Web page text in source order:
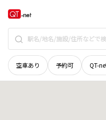
空車あり 予約可 QT-
新潟県